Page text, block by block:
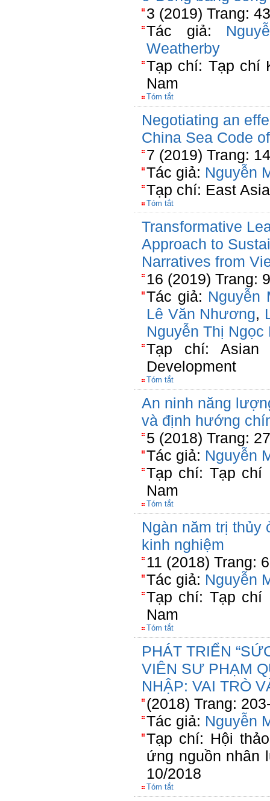
3 (2019) Trang:
Tác giả:
Weatherby
Tạp chí: Tạp chí
Nam
Tóm tắt
Negotiating an
China Sea Code
7 (2019) Trang:
Tác giả: Nguyễn
Tạp chí: East
Tóm tắt
Transformative
Approach to
Narratives from
16 (2019) Trang:
Tác giả: Nguyễn
Lê Văn Nhương,
Nguyễn Thị Ngọc
Tạp chí: Asian
Development
Tóm tắt
An ninh năng
và định hướng
5 (2018) Trang:
Tác giả: Nguyễn
Tạp chí: Tạp chí
Nam
Tóm tắt
Ngàn năm trị thủy
kinh nghiệm
11 (2018) Trang:
Tác giả: Nguyễn
Tạp chí: Tạp chí
Nam
Tóm tắt
PHÁT TRIỂN
VIÊN SƯ PHẠM
NHẬP: VAI TRÒ
(2018) Trang:
Tác giả: Nguyễn
Tạp chí: Hội
ứng nguồn nhân
10/2018
Tóm tắt